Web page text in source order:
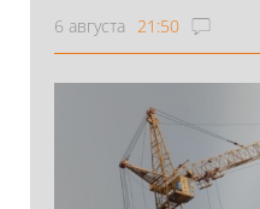
6 августа 21:50